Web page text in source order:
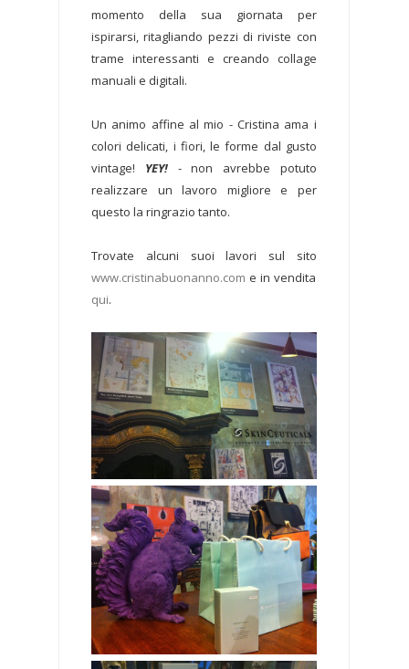
momento della sua giornata per
ispirarsi, ritagliando pezzi di riviste con
trame interessanti e creando collage
manuali e digitali.
Un animo affine al mio - Cristina ama i
colori delicati, i fiori, le forme dal gusto
vintage! YEY!- non avrebbe potuto
realizzare un lavoro migliore e per
questo la ringrazio tanto.
Trovate alcuni suoi lavori sul sito
www.cristinabuonanno.com e in vendita
qui.